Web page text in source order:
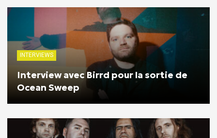
INTERVIEWS
Interview avec Birrd pour la sortie de
Ocean Sweep